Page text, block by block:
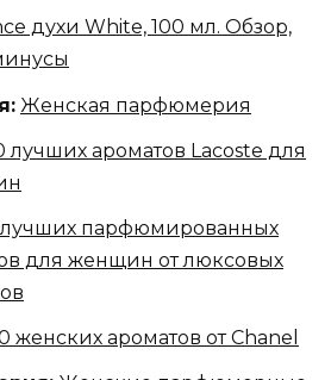
духи White, 100 мл. Обзор,
Женская парфюмерия
лучших ароматов Lacoste для
лучших парфюмированных
для женщин от люксовых
женских ароматов от Chanel